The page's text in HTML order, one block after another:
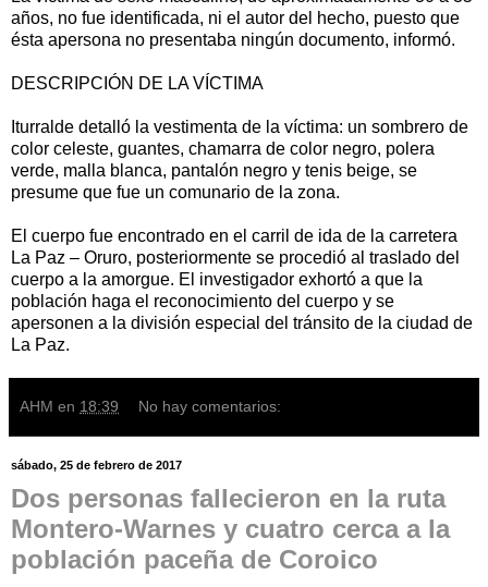
años, no fue identificada, ni el autor del hecho, puesto que
ésta apersona no presentaba ningún documento, informó.
DESCRIPCIÓN DE LA VÍCTIMA
Iturralde detalló la vestimenta de la víctima: un sombrero de
color celeste, guantes, chamarra de color negro, polera
verde, malla blanca, pantalón negro y tenis beige, se
presume que fue un comunario de la zona.
El cuerpo fue encontrado en el carril de ida de la carretera
La Paz – Oruro, posteriormente se procedió al traslado del
cuerpo a la amorgue. El investigador exhortó a que la
población haga el reconocimiento del cuerpo y se
apersonen a la división especial del tránsito de la ciudad de
La Paz.
AHM en 18:39 No hay comentarios:
sábado, 25 de febrero de 2017
Dos personas fallecieron en la ruta
Montero-Warnes y cuatro cerca a la
población paceña de Coroico